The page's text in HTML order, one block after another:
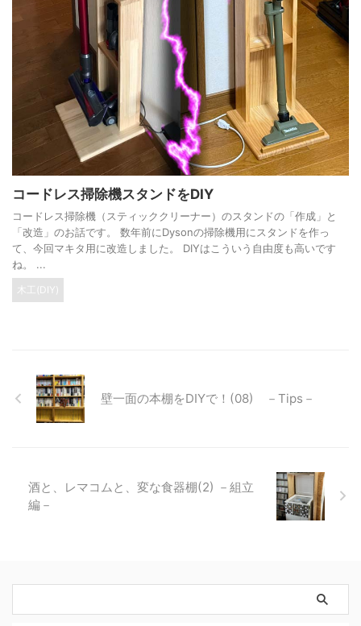
コードレス掃除機スタンドをDIY
コードレス掃除機（スティッククリーナー）のスタンドの「作成」と
「改造」のお話です。 数年前にDysonの掃除機用にスタンドを作っ
て、今回マキタ用に改造しました。 DIYはこういう自由度も高いです
ね。 ...
木工(DIY)
壁一面の本棚をDIYで！(08) －Tips－
酒と、レマコムと、変な食器棚(2) －組立
編－